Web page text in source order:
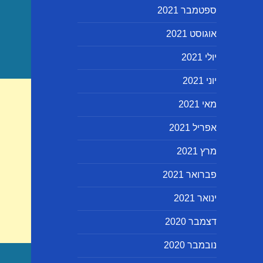
ספטמבר 2021
אוגוסט 2021
יולי 2021
יוני 2021
מאי 2021
אפריל 2021
מרץ 2021
פברואר 2021
ינואר 2021
דצמבר 2020
נובמבר 2020